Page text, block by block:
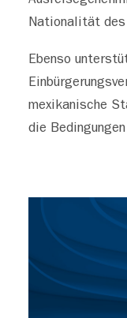
Nationalität
Ebenso
mexikanische
die